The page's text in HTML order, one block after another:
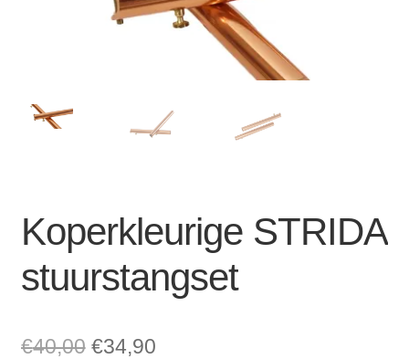
Koperkleurige STRIDA
stuurstangset
€40,00 Oorspronkelijke
€34,90Huidige